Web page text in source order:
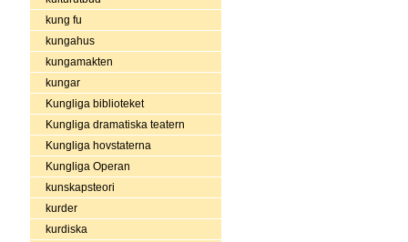
kung fu
kungahus
kungamakten
kungar
Kungliga biblioteket
Kungliga dramatiska teatern
Kungliga hovstaterna
Kungliga Operan
kunskapsteori
kurder
kurdiska